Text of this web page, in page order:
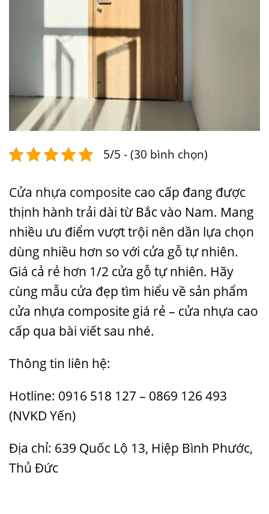
5/5 - (30 bình chọn)
Cửa nhựa composite cao cấp đang được
thịnh hành trải dài từ Bắc vào Nam. Mang
nhiều ưu điểm vượt trội nên dần lựa chọn
dùng nhiều hơn so với cửa gỗ tự nhiên.
Giá cả rẻ hơn 1/2 cửa gỗ tự nhiên. Hãy
cùng mẫu cửa đẹp tìm hiểu về sản phẩm
cửa nhựa composite giá rẻ – cửa nhựa cao
cấp qua bài viết sau nhé.
Thông tin liên hệ:
Hotline: 0916 518 127 – 0869 126 493
(NVKD Yến)
Địa chỉ: 639 Quốc Lộ 13, Hiệp Bình Phước,
Thủ Đức